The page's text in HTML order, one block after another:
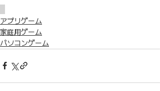
アプリゲーム
家庭用ゲーム
パソコンゲーム